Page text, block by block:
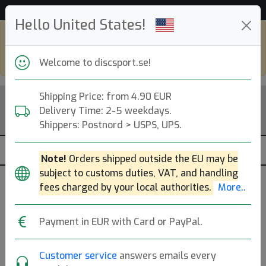
Hello United States!
Welcome to discsport.se!
Shipping Price: from 4.90 EUR
Delivery Time: 2-5 weekdays.
Shippers: Postnord > USPS, UPS.
Note! Orders shipped outside the EU may be
subject to customs duties, VAT, and handling
fees charged by your local authorities. More..
Payment in EUR with Card or PayPal.
Customer service answers emails every
go todiscsport.com
PreviousNext
Yellow
Fuzion Heist